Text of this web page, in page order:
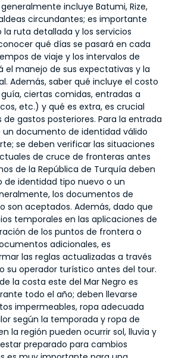
incluye Batumi, Rize,
circundantes; es importante
ruta detallada y los servicios
qué días se pasará en cada
de viaje y los intervalos de
el manejo de sus expectativas y la
Además, saber qué incluye el costo
ciertas comidas, entradas a
etc.) y qué es extra, es crucial
gastos posteriores. Para la entrada
un documento de identidad válido
se deben verificar las situaciones
de cruce de fronteras antes
de la República de Turquía deben
identidad tipo nuevo o un
los documentos de
son aceptados. Además, dado que
temporales en las aplicaciones de
de los puntos de frontera o
adicionales, es
las reglas actualizadas a través
su operador turístico antes del tour.
la costa este del Mar Negro es
todo el año; deben llevarse
impermeables, ropa adecuada
según la temporada y ropa de
la región pueden ocurrir sol, lluvia y
preparado para cambios